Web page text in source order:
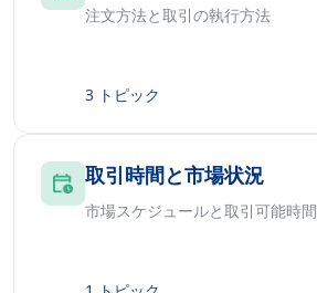
注文方法と取引の執行方法
3 トピック
取引時間と市場状況
市場スケジュールと取引可能時間